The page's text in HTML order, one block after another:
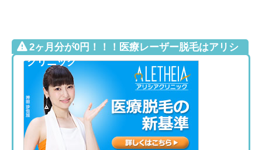
2ヶ月分が0円！！！医療レーザー脱毛はアリシ
アクリニック